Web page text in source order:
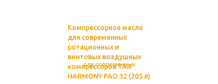
Компрессорное масло
для современных
ротационных и
винтовых воздушных
компрессоров TAIF
HARMONY PAO 32 (205 л)